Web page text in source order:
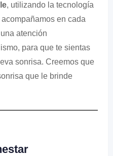
, utilizando la tecnología
en cada
atención
para que te sientas
sonrisa. Creemos que
que le brinde